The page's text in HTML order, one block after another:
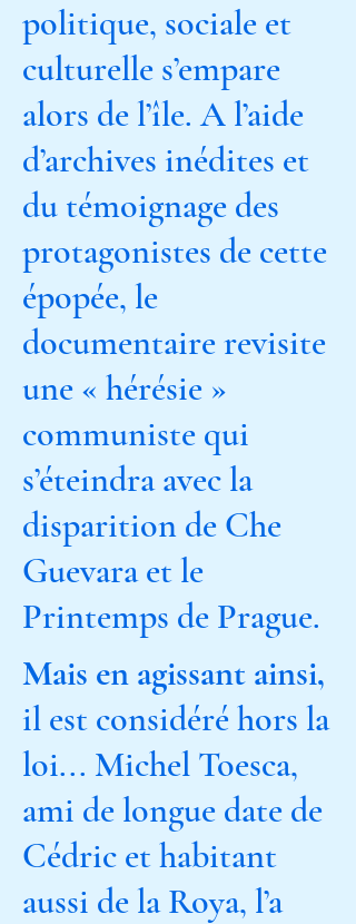
politique, sociale et
culturelle s’empare
alors de l’île. A l’aide
d’archives inédites et
du témoignage des
protagonistes de cette
épopée, le
documentaire revisite
une « hérésie »
communiste qui
s’éteindra avec la
disparition de Che
Guevara et le
Printemps de Prague.
Mais en agissant ainsi,
il est considéré hors la
loi... Michel Toesca,
ami de longue date de
Cédric et habitant
aussi de la Roya, l’a